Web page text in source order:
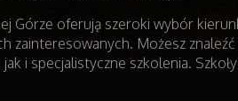
Górze oferują szeroki wybór
zainteresowanych. Możesz
i specjalistyczne szkolenia.